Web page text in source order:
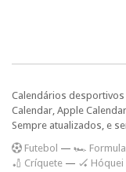
Calendários
Calendar, Apple
Sempre atualizados, e
Futebol — 🏎️ Formula
🏏 Críquete — 🏑 Hóquei